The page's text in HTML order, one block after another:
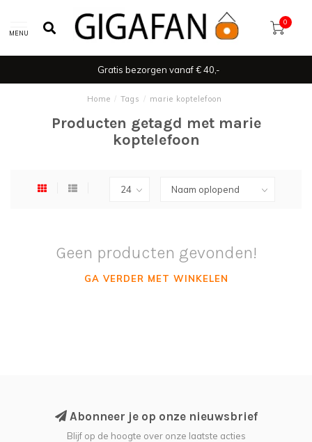
MENU
0
Gratis bezorgen vanaf € 40,-
Home / Tags / marie koptelefoon
Producten getagd met marie
koptelefoon
Geen producten gevonden!
GA VERDER MET WINKELEN
Abonneer je op onze nieuwsbrief
Blijf op de hoogte over onze laatste acties